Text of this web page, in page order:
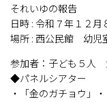
それいゆの報告
日時 : 令和７年１２
場所 : 西公民館 幼児
参加者：子ども５人
◆パネルシアター
・「金のガチョウ」